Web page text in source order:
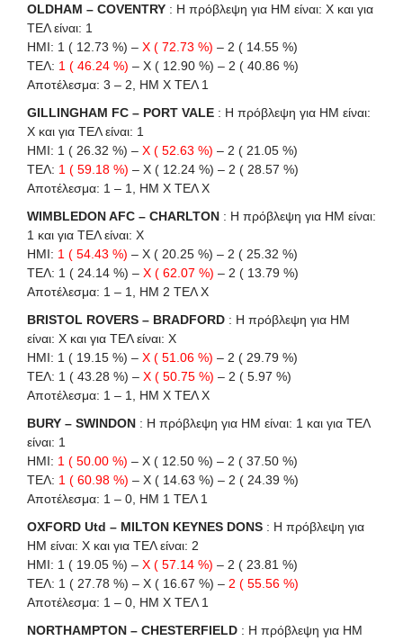
OLDHAM – COVENTRY : Η πρόβλεψη για HΜ είναι: X και για
ΤΕΛ είναι: 1
HΜI: 1 ( 12.73 %) – X ( 72.73 %) – 2 ( 14.55 %)
ΤΕΛ: 1 ( 46.24 %) – X ( 12.90 %) – 2 ( 40.86 %)
Αποτέλεσμα: 3 – 2, ΗΜ Χ ΤΕΛ 1
GILLINGHAM FC – PORT VALE : Η πρόβλεψη για HΜ είναι:
X και για ΤΕΛ είναι: 1
HΜI: 1 ( 26.32 %) – X ( 52.63 %) – 2 ( 21.05 %)
ΤΕΛ: 1 ( 59.18 %) – X ( 12.24 %) – 2 ( 28.57 %)
Αποτέλεσμα: 1 – 1, ΗΜ Χ ΤΕΛ Χ
WIMBLEDON AFC – CHARLTON : Η πρόβλεψη για HΜ είναι:
1 και για ΤΕΛ είναι: X
HΜI: 1 ( 54.43 %) – X ( 20.25 %) – 2 ( 25.32 %)
ΤΕΛ: 1 ( 24.14 %) – X ( 62.07 %) – 2 ( 13.79 %)
Αποτέλεσμα: 1 – 1, ΗΜ 2 ΤΕΛ Χ
BRISTOL ROVERS – BRADFORD : Η πρόβλεψη για HΜ
είναι: X και για ΤΕΛ είναι: X
HΜI: 1 ( 19.15 %) – X ( 51.06 %) – 2 ( 29.79 %)
ΤΕΛ: 1 ( 43.28 %) – X ( 50.75 %) – 2 ( 5.97 %)
Αποτέλεσμα: 1 – 1, ΗΜ Χ ΤΕΛ Χ
BURY – SWINDON : Η πρόβλεψη για HΜ είναι: 1 και για ΤΕΛ
είναι: 1
HΜI: 1 ( 50.00 %) – X ( 12.50 %) – 2 ( 37.50 %)
ΤΕΛ: 1 ( 60.98 %) – X ( 14.63 %) – 2 ( 24.39 %)
Αποτέλεσμα: 1 – 0, ΗΜ 1 ΤΕΛ 1
OXFORD Utd – MILTON KEYNES DONS : Η πρόβλεψη για
HΜ είναι: X και για ΤΕΛ είναι: 2
HΜI: 1 ( 19.05 %) – X ( 57.14 %) – 2 ( 23.81 %)
ΤΕΛ: 1 ( 27.78 %) – X ( 16.67 %) – 2 ( 55.56 %)
Αποτέλεσμα: 1 – 0, ΗΜ Χ ΤΕΛ 1
NORTHAMPTON – CHESTERFIELD : Η πρόβλεψη για HΜ